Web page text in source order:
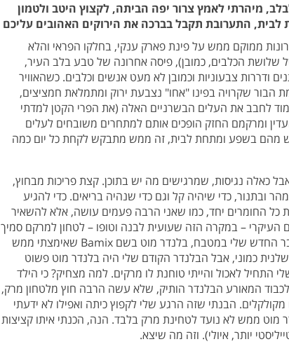
מיהרתי לאמץ צרור יפה הביתה, לקצוץ היטב ולטמון
התערובת תקבל בברכה את הירוקים האהובים עליכם
ממוקם ממש על פינת פארק ענקי, בחלקו הפראי והלא
שלושת הכלבים, כמובן), פיסה אחרונה של טבע בלב העיר,
ודררות צבעוניות וכמובן לא מעט אנשים וכלבים. כשהאוויר
שקרויה בפינו "אחו" נצבעת ירוק ומתמלאת חמציצים,
לחבב את העלים הבשרניים האלה (את הפרי הקטן למדתי
ומרקמם החזק הופכים אותם למתחרים משובחים לעלים
מהם בשפע ומתחת לבית, זה ממש מתבקש לקחת כל יום כמה
כאלה נגיסות, שמרגישים מה יש בתוכן. קצת פריכות מבחוץ,
ובתנור, כדי שיהיה קל וגם כדי שנהיה בריאים. כדי להגיע
החומרים יחד, כמו שאני הרבה פעמים עושה, אלא להשאיר
העיקרי – במקרה הזה שעועית לבנה וטופו – לטחון למרקם סמיך
ונוח לעבודה. למשימה גייסתי את החבר החדש שלי במטבח, בלנדר מוט בשם Bamix שאימצתי ממש
כמוני, אבל הבלנדר הקודם שלי היה בלנדר מוט פשוט
התחיל לאכול והייתי טוחנת לו מרקים. למה מצחיק? כי הילד
יומולדת 18 וכנראה שלכבוד המאורע הבלנדר הותיק, שלא עשה הרבה חוץ מלטחון מרק,
הבנתי שזה הרגע שלי לקפוץ כיתה ואפילו לא ידעתי
מוט ממש לא נועד לטחינת מרק בלבד. הנה, הכנתי איתו קציצות
יותר, איולי). וזה מה שיצא.